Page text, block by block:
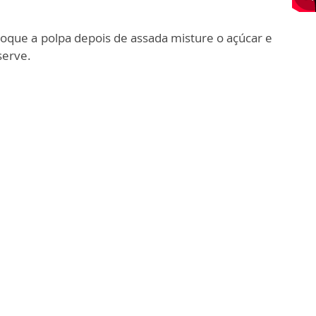
a polpa depois de assada misture o açúcar e